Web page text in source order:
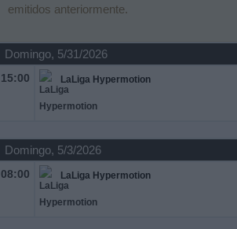
emitidos anteriormente.
Domingo, 5/31/2026
15:00 LaLiga Hypermotion
Domingo, 5/3/2026
08:00 LaLiga Hypermotion